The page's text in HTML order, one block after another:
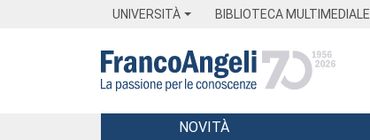
UNIVERSITÀ BIBLIOTECA MULTIMEDIALE
Menu
NOVITÀ